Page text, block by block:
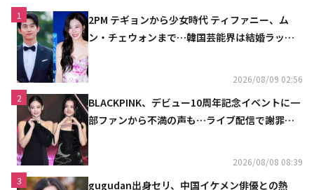
1
2PM テギョンから少女時代 ティファニー、ム
ン・チェウォンまで…韓国芸能界は結婚ラッシ
2026/08/09 02:56
2
BLACKPINK、デビュー10周年記念イベントに一
部ファンから不満の声も…ライブ配信で謝罪
2026/08/08 08:39
3
gugudan出身セリ、中国イケメン俳優との熱